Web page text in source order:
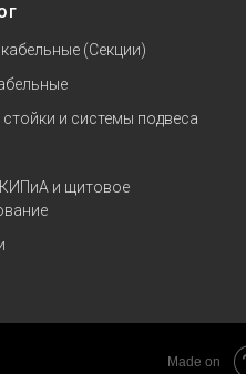
(Секции)
и системы подвеса
и щитовое
Made on